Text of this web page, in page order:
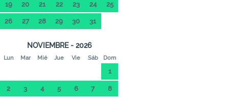
19 20 21 22 23 24 25
26 27 28 29 30 31
NOVIEMBRE - 2026
Lun Mar Mié Jue Vie Sáb Dom
1
2 3 4 5 6 7 8